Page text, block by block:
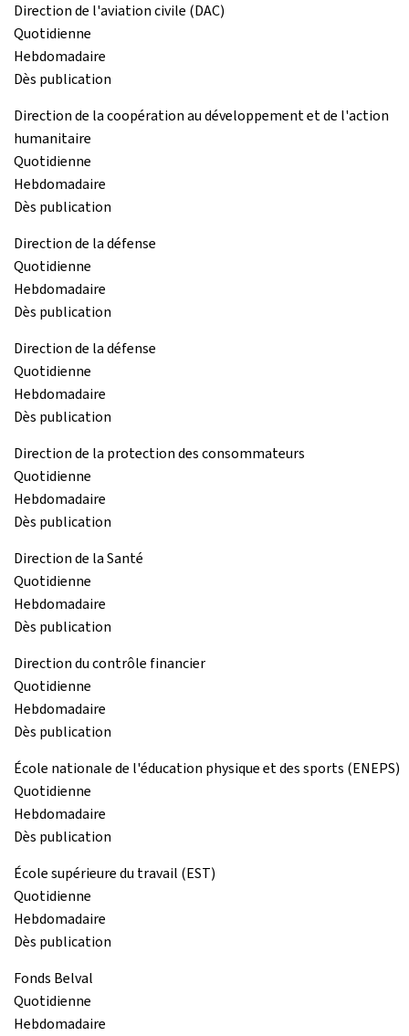
Direction de l'aviation civile (DAC)
Quotidienne
Hebdomadaire
Dès publication
Direction de la coopération au développement et de l'action
humanitaire
Quotidienne
Hebdomadaire
Dès publication
Direction de la défense
Quotidienne
Hebdomadaire
Dès publication
Direction de la défense
Quotidienne
Hebdomadaire
Dès publication
Direction de la protection des consommateurs
Quotidienne
Hebdomadaire
Dès publication
Direction de la Santé
Quotidienne
Hebdomadaire
Dès publication
Direction du contrôle financier
Quotidienne
Hebdomadaire
Dès publication
École nationale de l'éducation physique et des sports (ENEPS)
Quotidienne
Hebdomadaire
Dès publication
École supérieure du travail (EST)
Quotidienne
Hebdomadaire
Dès publication
Fonds Belval
Quotidienne
Hebdomadaire